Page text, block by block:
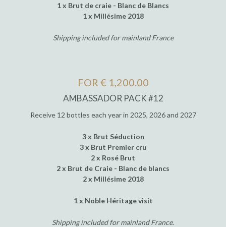
1 x Brut de craie - Blanc de Blancs
1 x Millésime 2018
Shipping included for mainland France
FOR € 1,200.00
AMBASSADOR PACK #12
Receive 12 bottles each year in 2025, 2026 and 2027
3 x Brut Séduction
3 x Brut Premier cru
2 x Rosé Brut
2 x Brut de Craie - Blanc de blancs
2 x Millésime 2018
1 x Noble Héritage visit
Shipping included for mainland France.